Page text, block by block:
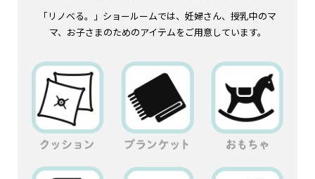
「リノべる。」ショールームでは、妊婦さん、授乳中のマ
マ、お子さまのためのアイテムをご用意しています。